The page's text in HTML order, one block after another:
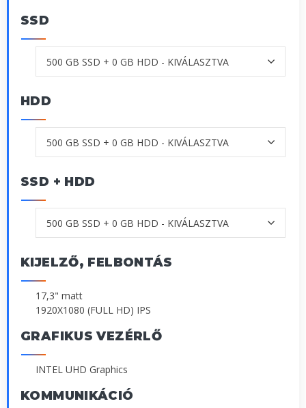
SSD
HDD
SSD + HDD
KIJELZŐ, FELBONTÁS
17,3" matt
1920X1080 (FULL HD) IPS
GRAFIKUS VEZÉRLŐ
INTEL UHD Graphics
KOMMUNIKÁCIÓ